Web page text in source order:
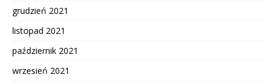
grudzień 2021
listopad 2021
październik 2021
wrzesień 2021